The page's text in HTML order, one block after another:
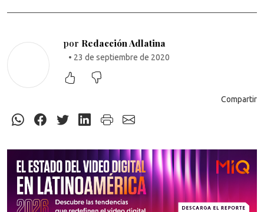
por Redacción Adlatina
• 23 de septiembre de 2020
Compartir